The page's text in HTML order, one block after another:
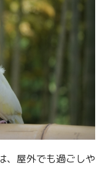
、屋外でも過ごしや